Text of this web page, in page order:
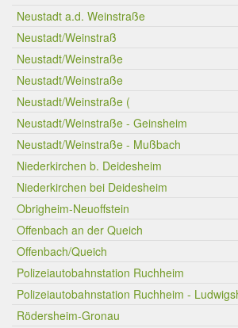
Neustadt a.d. Weinstraße
Neustadt/Weinstraß
Neustadt/Weinstraße
Neustadt/Weinstraße
Neustadt/Weinstraße (
Neustadt/Weinstraße - Geinsheim
Neustadt/Weinstraße - Mußbach
Niederkirchen b. Deidesheim
Niederkirchen bei Deidesheim
Obrigheim-Neuoffstein
Offenbach an der Queich
Offenbach/Queich
Polizeiautobahnstation Ruchheim
Polizeiautobahnstation Ruchheim -
Rödersheim-Gronau